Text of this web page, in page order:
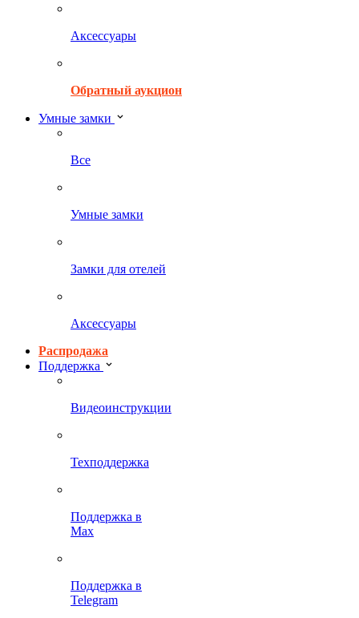
Аксессуары
Обратный аукцион
Умные замки
Все
Умные замки
Замки для отелей
Аксессуары
Распродажа
Поддержка
Видеоинструкции
Техподдержка
Поддержка в
Max
Поддержка в
Telegram